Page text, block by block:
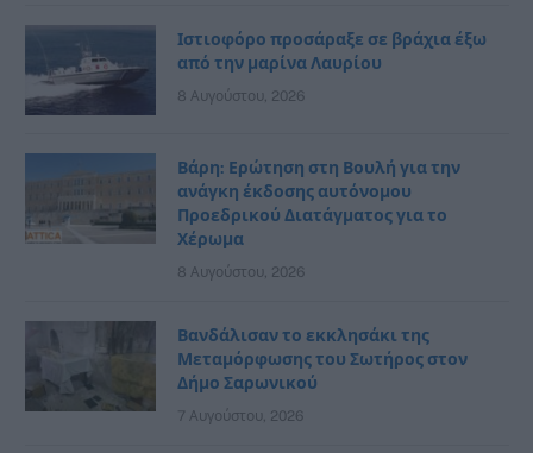
Ιστιοφόρο προσάραξε σε βράχια έξω
από την μαρίνα Λαυρίου
8 Αυγούστου, 2026
Βάρη: Ερώτηση στη Βουλή για την
ανάγκη έκδοσης αυτόνομου
Προεδρικού Διατάγματος για το
Χέρωμα
8 Αυγούστου, 2026
Βανδάλισαν το εκκλησάκι της
Μεταμόρφωσης του Σωτήρος στον
Δήμο Σαρωνικού
7 Αυγούστου, 2026